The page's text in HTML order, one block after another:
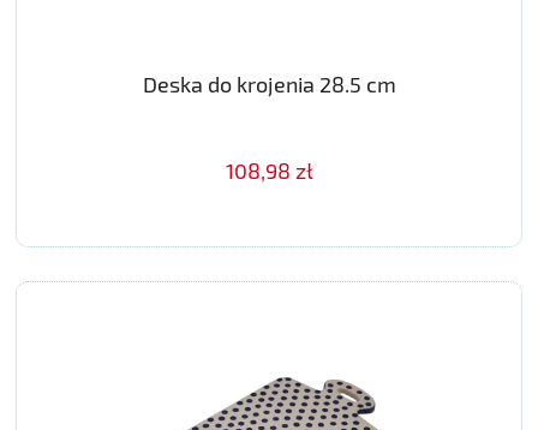
Deska do krojenia 28.5 cm
108,98 zł